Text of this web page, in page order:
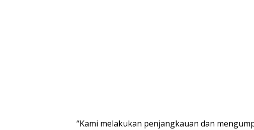
“Kami melakukan penjangkauan dan